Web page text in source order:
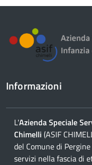
Informazioni
L'Azienda Speciale
Chimelli (ASIF
del Comune di
servizi nella fascia di